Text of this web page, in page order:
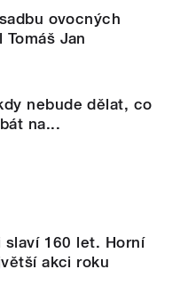
ovocných
Jan
nebude dělat, co
na...
slaví 160 let. Horní
akci roku